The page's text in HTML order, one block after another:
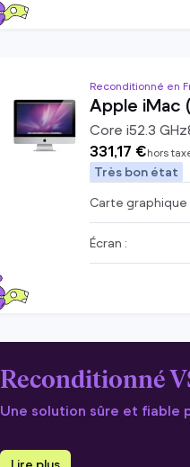
Reconditionné en
Apple iMac
Core i52.3 GHz
331,17 €hors
Très bon état
Carte graphique
Écran :
Reconditionné
Une solution sûre et fiable